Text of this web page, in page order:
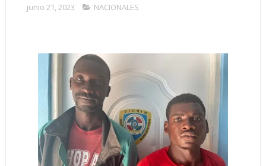
junio 21, 2023 NACIONALES